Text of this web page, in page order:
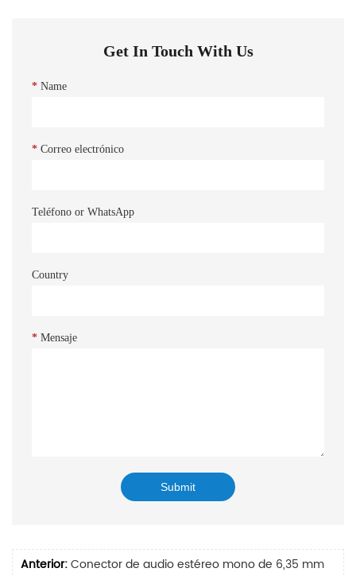
Get In Touch With Us
* Name
* Correo electrónico
Teléfono or WhatsApp
Country
* Mensaje
Anterior:Conector de audio estéreo mono de 6,35 mm